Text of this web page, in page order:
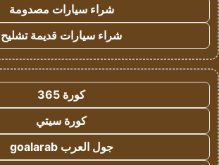
شراء سيارات مصدومة
شراء سيارات قديمة تشليح
كورة 365
كورة سيتي
جول العرب goalarab